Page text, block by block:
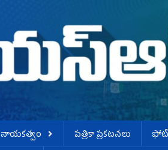
నాయకత్వం పత్రికా ప్రకటనలు